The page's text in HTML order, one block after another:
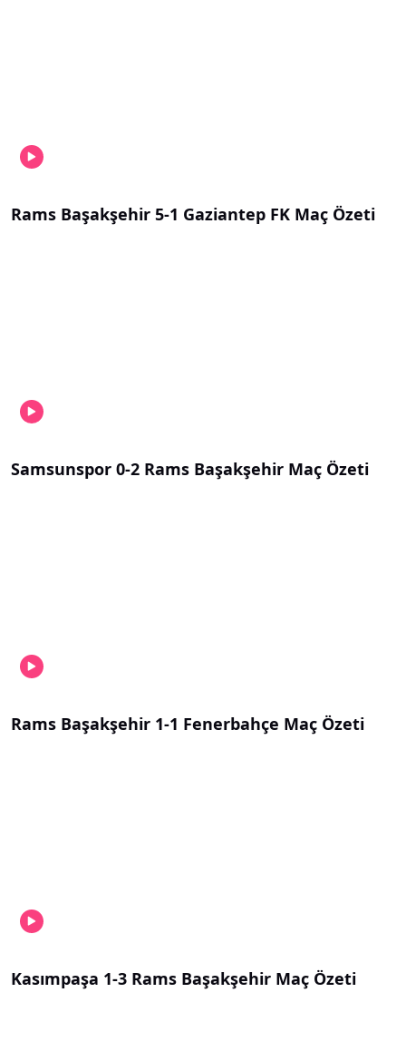
Rams Başakşehir 5-1 Gaziantep FK Maç Özeti
Samsunspor 0-2 Rams Başakşehir Maç Özeti
Rams Başakşehir 1-1 Fenerbahçe Maç Özeti
Kasımpaşa 1-3 Rams Başakşehir Maç Özeti